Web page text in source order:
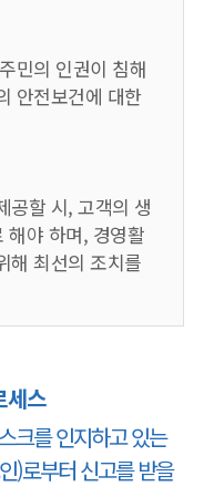
민의 인권이 침해
안전보건에 대한
공할 시, 고객의 생
해야 하며, 경영활
해 최선의 조치를
세스
크를 인지하고 있는
)로부터 신고를 받을